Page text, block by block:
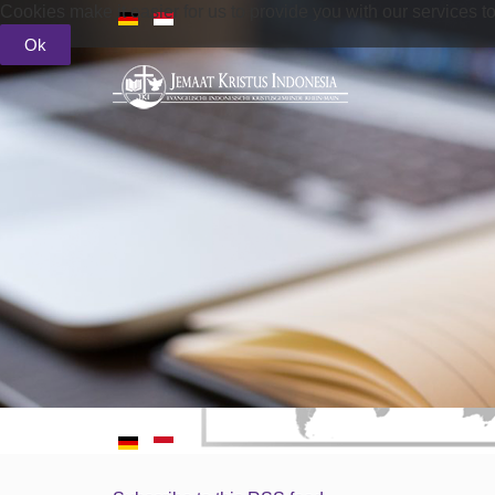
Cookies make it easier for us to provide you with our services
Ok